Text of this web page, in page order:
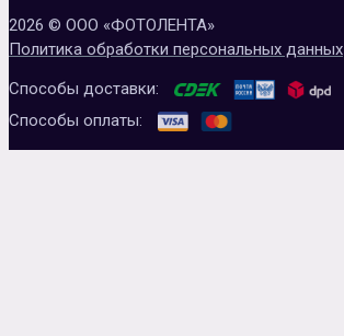
2026 © ООО «ФОТОЛЕНТА»
Политика обработки персональных данных
Способы доставки:
Способы оплаты: